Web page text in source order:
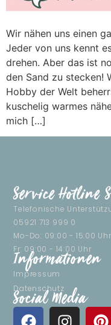
Wir nähen uns einen
Jeder von uns kennt
drehen. Aber das ist
den Sand zu stecken!
Hobby der Welt
kuschelig warmes
mich […]
Service Hotline
Telefonische
05921 713 999 0
Mo-Do: 09:00 - 15:00 Uhr
Fr: 09:00 - 14:00 Uhr
Informationen
Impressum
Datenschutz
Social Media